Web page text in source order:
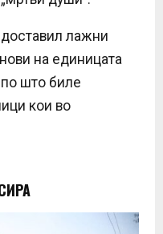
лажни
на единицата
што биле
кои во